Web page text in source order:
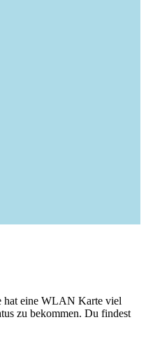
hat eine WLAN Karte viel
zu bekommen. Du findest